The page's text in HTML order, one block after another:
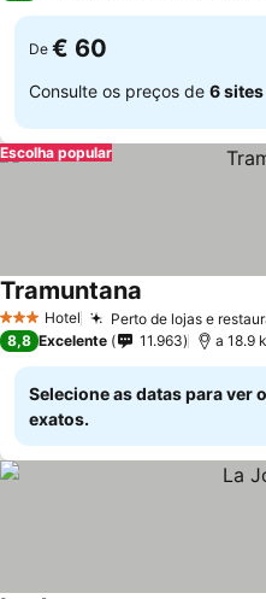
De € 60
Consulte os preços de 6 sites
Escolha popular
3 EstrelasHotel Perto de lojas e
Tramuntana
8,8 Excelente 11.963 a 18.9
Selecione as datas para ver
exatos.